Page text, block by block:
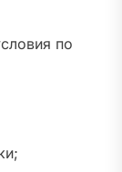
по